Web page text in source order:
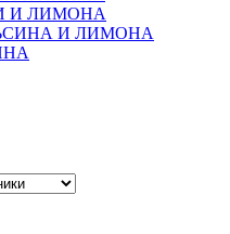
И ЛИМОНА
И ЛИМОНА